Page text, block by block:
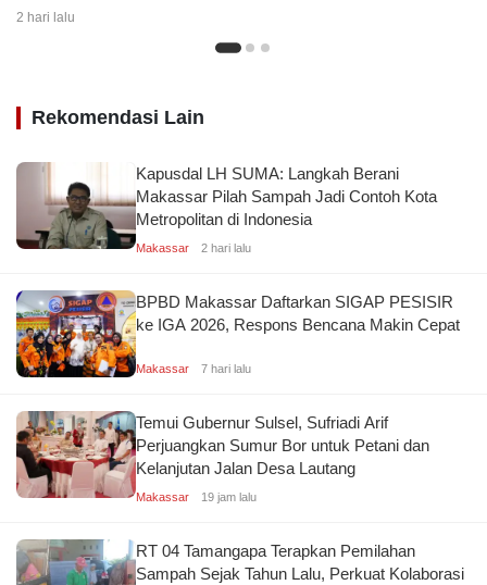
Kemerdekaan dengan Ragam
2 hari lalu
Rekomendasi Lain
Kapusdal LH SUMA: Langkah Berani
Makassar Pilah Sampah Jadi Contoh Kota
Metropolitan di Indonesia
Makassar 2 hari lalu
BPBD Makassar Daftarkan SIGAP PESISIR
ke IGA 2026, Respons Bencana Makin Cepat
Makassar 7 hari lalu
Temui Gubernur Sulsel, Sufriadi Arif
Perjuangkan Sumur Bor untuk Petani dan
Kelanjutan Jalan Desa Lautang
Makassar 19 jam lalu
RT 04 Tamangapa Terapkan Pemilahan
Sampah Sejak Tahun Lalu, Perkuat Kolaborasi